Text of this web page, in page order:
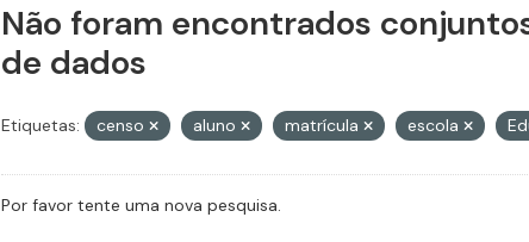
Não foram encontrados
de dados
Etiquetas: censo aluno matrícula escola
Por favor tente uma nova pesquisa.